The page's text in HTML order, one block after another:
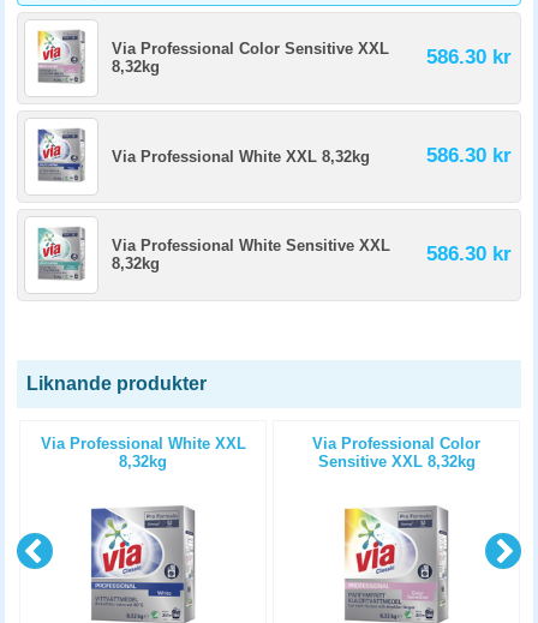
Via Professional Color Sensitive XXL
8,32kg
586.30 kr
Via Professional White XXL 8,32kg 586.30 kr
Via Professional White Sensitive XXL
8,32kg
586.30 kr
Liknande produkter
Via Professional White XXL
8,32kg
Via Professional Color
Sensitive XXL 8,32kg